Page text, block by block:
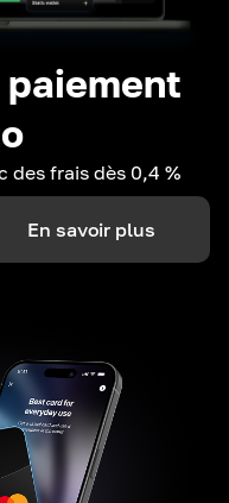
des frais dès 0,4 %
En savoir plus